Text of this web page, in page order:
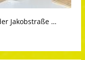
Jakobstraße …